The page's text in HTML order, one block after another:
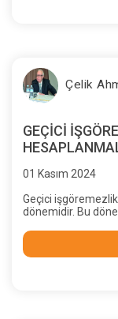
Çelik
GEÇİCİ
01 Kasım 2024
Geçici
dönemidir. Bu
günlük yaşamını
daha fazla güç